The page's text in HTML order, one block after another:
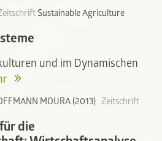
Sustainable Agriculture
und im Dynamischen
MOURA (2013) Zeitschrift
die